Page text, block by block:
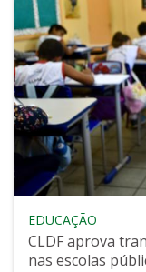
EDUCAÇÃO
CLDF aprova
nas escolas